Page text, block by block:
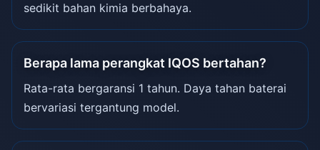
sedikit bahan kimia berbahaya.
Berapa lama perangkat IQOS bertahan?
Rata-rata bergaransi 1 tahun. Daya tahan baterai
bervariasi tergantung model.